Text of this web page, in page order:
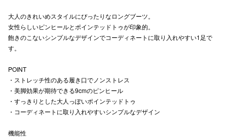
大人のきれいめスタイルにぴったりなロングブーツ。
女性らしいピンヒールとポインテッドトゥが印象的。
飽きのこないシンプルなデザインでコーディネートに取り入れやすい1足で
す。
POINT
・ストレッチ性のある履き口でノンストレス
・美脚効果が期待できる9cmのピンヒール
・すっきりとした大人っぽいポインテッドトゥ
・コーディネートに取り入れやすいシンプルなデザイン
機能性
プライバシ